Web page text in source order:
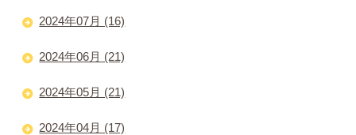
2024年07月 (16)
2024年06月 (21)
2024年05月 (21)
2024年04月 (17)